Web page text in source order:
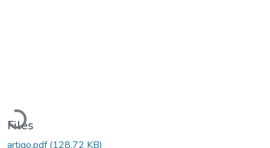
Loading...
Files
artigo.pdf(128.72 KB)